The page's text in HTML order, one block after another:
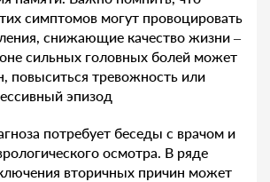
симптомов могут провоцировать
снижающие качество жизни –
сильных головных болей может
повыситься тревожность или
эпизод
потребует беседы с врачом и
осмотра. В ряде
вторичных причин может